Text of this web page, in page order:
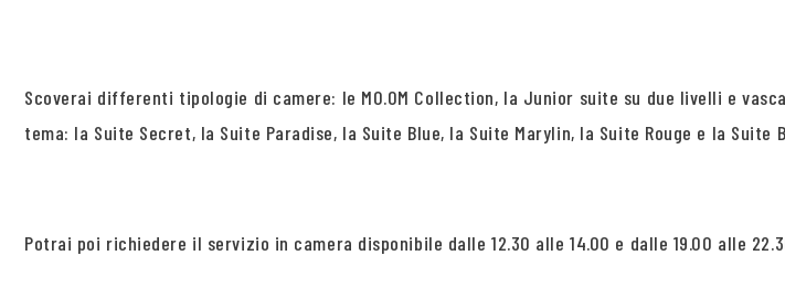
Scoverai differenti tipologie di camere: le MO.OM Collection, la Junior suite su due livelli e
tema: la Suite Secret, la Suite Paradise, la Suite Blue, la Suite Marylin, la Suite Rouge e la Suite
Potrai poi richiedere il servizio in camera disponibile dalle 12.30 alle 14.00 e dalle 19.00 alle